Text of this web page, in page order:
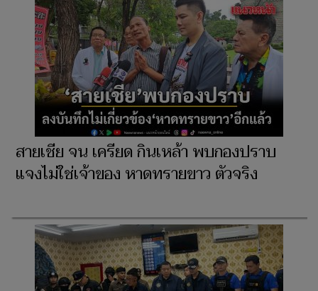
สายเชีย จน เครียด กินเหล้า พบกองปราบ
แจงไม่ใช่เจ้าของ หาดทรายขาว ตัวจริง